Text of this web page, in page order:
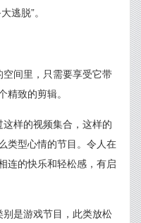
逃脱”。
间里，只需要享受它带
致的剪辑。
样的视频集合，这样的
类型心情的节目。令人在
连的快乐和轻松感，有启
是游戏节目，此类放松